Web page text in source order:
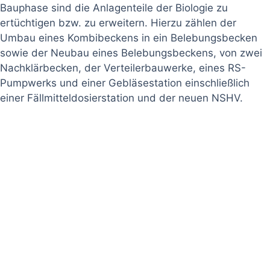
Bauphase sind die Anlagenteile der Biologie zu
ertüchtigen bzw. zu erweitern. Hierzu zählen der
Umbau eines Kombibeckens in ein Belebungsbecken
sowie der Neubau eines Belebungsbeckens, von zwei
Nachklärbecken, der Verteilerbauwerke, eines RS-
Pumpwerks und einer Gebläsestation einschließlich
einer Fällmitteldosierstation und der neuen NSHV.